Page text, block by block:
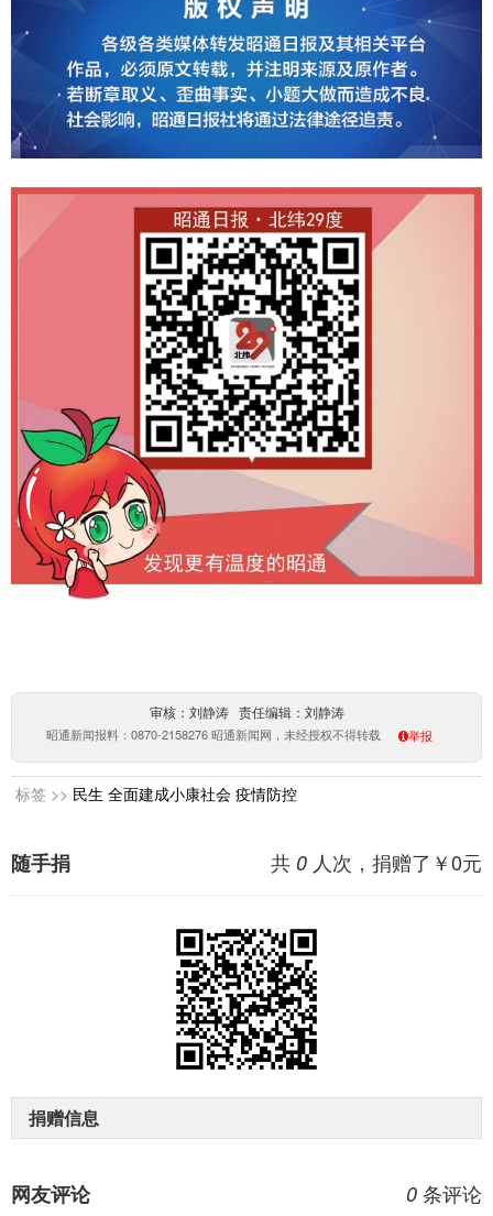
审核：刘静涛 责任编辑：刘静涛
昭通新闻报料：0870-2158276 昭通新闻网，未经授权不得转载 举报
标签 >> 民生 全面建成小康社会 疫情防控
共 0 人次，捐赠了￥0元
随手捐
捐赠信息
0 条评论
网友评论